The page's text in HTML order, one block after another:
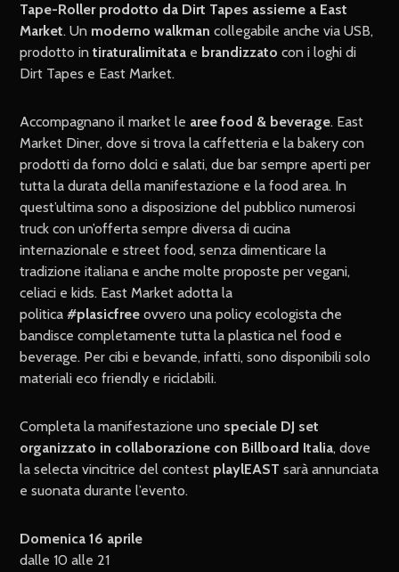
Tape-Roller prodotto da Dirt Tapes assieme a East
Market. Un moderno walkman collegabile anche via USB,
prodotto intiraturalimitata e brandizzato con i loghi di
Dirt Tapes e East Market.
Accompagnano il market le aree food & beverage. East
Market Diner, dove si trova la caffetteria e la bakery con
prodotti da forno dolci e salati, due bar sempre aperti per
tutta la durata della manifestazione e la food area. In
quest’ultima sono a disposizione del pubblico numerosi
truck con un’offerta sempre diversa di cucina
internazionale e street food, senza dimenticare la
tradizione italiana e anche molte proposte per vegani,
celiaci e kids. East Market adotta la
politica#plasicfree ovvero una policy ecologista che
bandisce completamente tutta la plastica nel food e
beverage. Per cibi e bevande, infatti, sono disponibili solo
materiali eco friendly e riciclabili.
Completa la manifestazione uno speciale DJ set
organizzato in collaborazione con Billboard Italia, dove
la selecta vincitrice del contest playlEAST sarà annunciata
e suonata durante l’evento.
Domenica 16 aprile
dalle 10 alle 21